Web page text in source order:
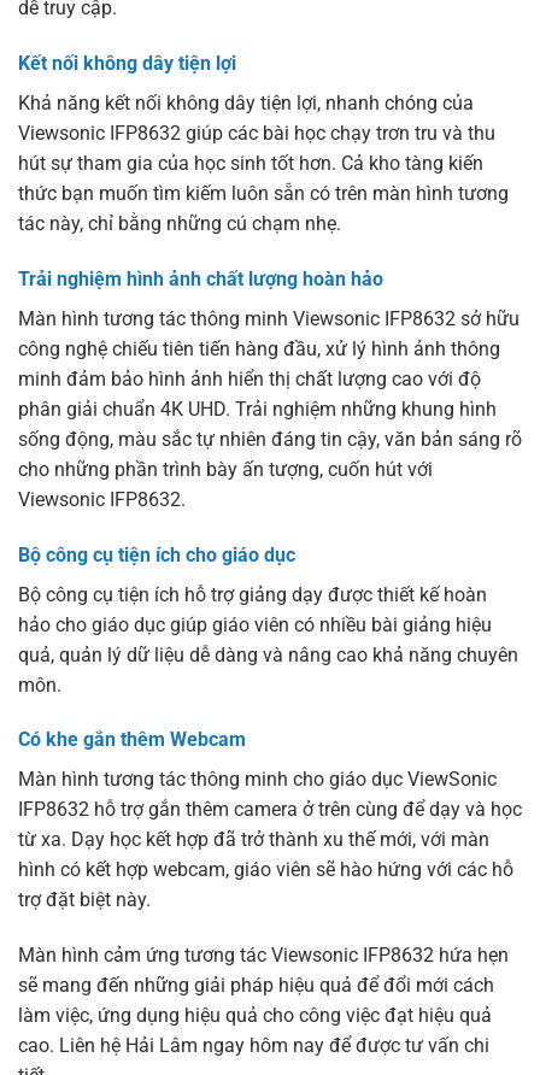
dễ truy cập.
Kết nối không dây tiện lợi
Khả năng kết nối không dây tiện lợi, nhanh chóng của
Viewsonic IFP8632 giúp các bài học chạy trơn tru và thu
hút sự tham gia của học sinh tốt hơn. Cả kho tàng kiến
thức bạn muốn tìm kiếm luôn sẵn có trên màn hình tương
tác này, chỉ bằng những cú chạm nhẹ.
Trải nghiệm hình ảnh chất lượng hoàn hảo
Màn hình tương tác thông minh Viewsonic IFP8632 sở hữu
công nghệ chiếu tiên tiến hàng đầu, xử lý hình ảnh thông
minh đảm bảo hình ảnh hiển thị chất lượng cao với độ
phân giải chuẩn 4K UHD. Trải nghiệm những khung hình
sống động, màu sắc tự nhiên đáng tin cậy, văn bản sáng rõ
cho những phần trình bày ấn tượng, cuốn hút với
Viewsonic IFP8632.
Bộ công cụ tiện ích cho giáo dục
Bộ công cụ tiện ích hỗ trợ giảng dạy được thiết kế hoàn
hảo cho giáo dục giúp giáo viên có nhiều bài giảng hiệu
quả, quản lý dữ liệu dễ dàng và nâng cao khả năng chuyên
môn.
Có khe gắn thêm Webcam
Màn hình tương tác thông minh cho giáo dục ViewSonic
IFP8632 hỗ trợ gắn thêm camera ở trên cùng để dạy và học
từ xa. Dạy học kết hợp đã trở thành xu thế mới, với màn
hình có kết hợp webcam, giáo viên sẽ hào hứng với các hỗ
trợ đặt biệt này.
Màn hình cảm ứng tương tác Viewsonic IFP8632 hứa hẹn
sẽ mang đến những giải pháp hiệu quả để đổi mới cách
làm việc, ứng dụng hiệu quả cho công việc đạt hiệu quả
cao. Liên hệ Hải Lâm ngay hôm nay để được tư vấn chi